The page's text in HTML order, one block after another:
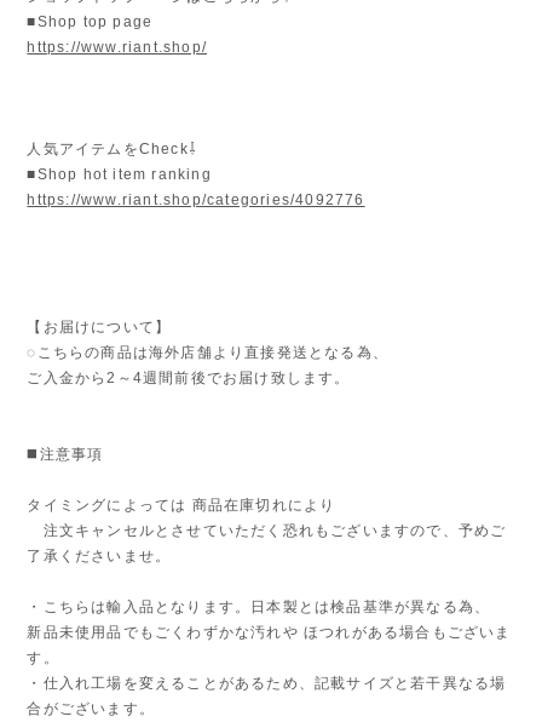
■Shop top page
https://www.riant.shop/
人気アイテムをCheck⇩
■Shop hot item ranking
https://www.riant.shop/categories/4092776
【お届けについて】
◌こちらの商品は海外店舗より直接発送となる為、
ご入金から2～4週間前後でお届け致します。
◼️注意事項
タイミングによっては 商品在庫切れにより
注文キャンセルとさせていただく恐れもございますので、予めご
了承くださいませ。
・こちらは輸入品となります。日本製とは検品基準が異なる為、
新品未使用品でもごくわずかな汚れや ほつれがある場合もございま
す。
・仕入れ工場を変えることがあるため、記載サイズと若干異なる場
合がございます。